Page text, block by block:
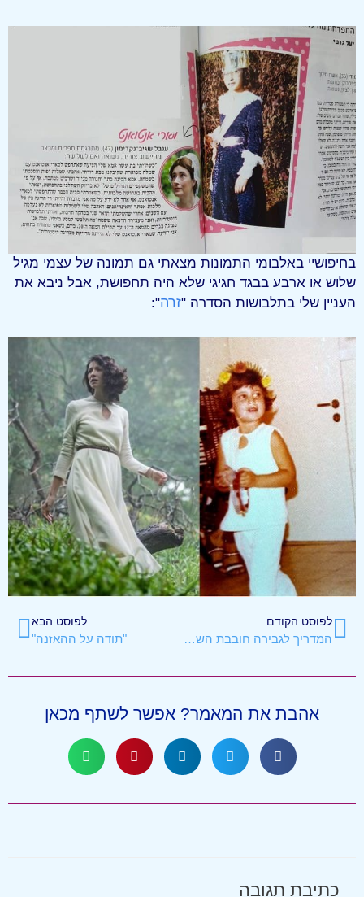
בחיפושיי באלבומי התמונות מצאתי גם תמונה של עצמי מגיל
שלוש או ארבע בבגד חגיגי שלא היה תחפושת, אבל ניבא את
העניין שלי בתלבושות הסדרה "זרה":
לפוסט הקודם
המדריך לגבירה חובבת השערוריות
לפוסט הבא
"תודה על ההאזנה"
אהבת את המאמר? אפשר לשתף מכאן
כתיבת תגובה